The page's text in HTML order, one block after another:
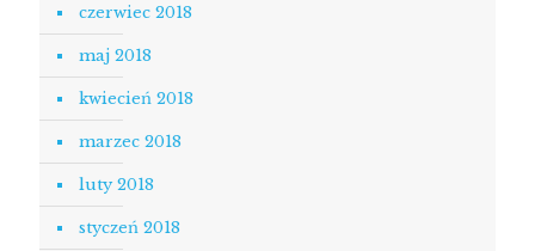
czerwiec 2018
maj 2018
kwiecień 2018
marzec 2018
luty 2018
styczeń 2018